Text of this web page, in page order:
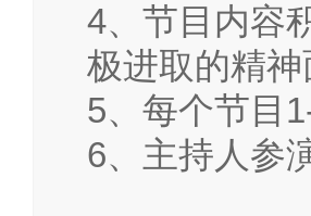
4、 节目内容
极进取的精神
5、每个节目
6、主持人参